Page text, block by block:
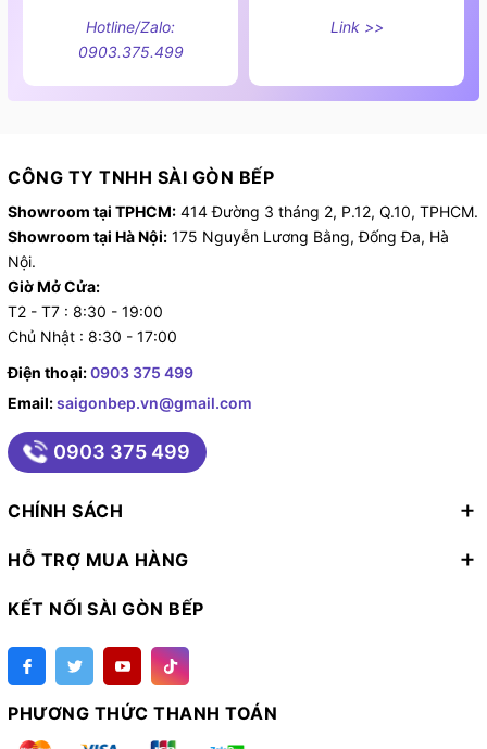
Hotline/Zalo:
0903.375.499
Link >>
CÔNG TY TNHH SÀI GÒN BẾP
Showroom tại TPHCM: 414 Đường 3 tháng 2, P.12, Q.10, TPHCM.
Showroom tại Hà Nội: 175 Nguyễn Lương Bằng, Đống Đa, Hà
Nội.
Giờ Mở Cửa:
T2 - T7 : 8:30 - 19:00
Chủ Nhật : 8:30 - 17:00
Điện thoại:0903 375 499
Email:saigonbep.vn@gmail.com
0903 375 499
CHÍNH SÁCH
HỖ TRỢ MUA HÀNG
KẾT NỐI SÀI GÒN BẾP
PHƯƠNG THỨC THANH TOÁN